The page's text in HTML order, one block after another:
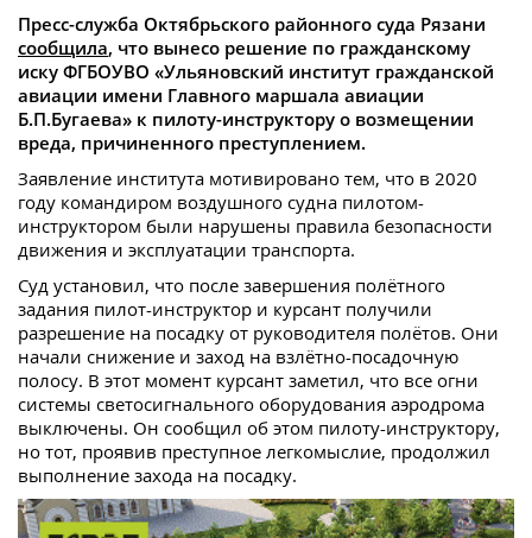
Пресс-служба Октябрьского районного суда Рязани
сообщила, что вынесо решение по гражданскому
иску ФГБОУВО «Ульяновский институт гражданской
авиации имени Главного маршала авиации
Б.П.Бугаева» к пилоту-инструктору о возмещении
вреда, причиненного преступлением.
Заявление института мотивировано тем, что в 2020
году командиром воздушного судна пилотом-
инструктором были нарушены правила безопасности
движения и эксплуатации транспорта.
Суд установил, что после завершения полётного
задания пилот-инструктор и курсант получили
разрешение на посадку от руководителя полётов. Они
начали снижение и заход на взлётно-посадочную
полосу. В этот момент курсант заметил, что все огни
системы светосигнального оборудования аэродрома
выключены. Он сообщил об этом пилоту-инструктору,
но тот, проявив преступное легкомыслие, продолжил
выполнение захода на посадку.